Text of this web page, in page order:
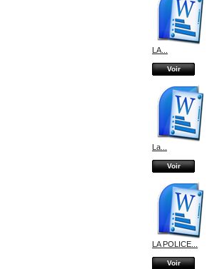
LA...
Voir
La...
Voir
LA POLICE...
Voir